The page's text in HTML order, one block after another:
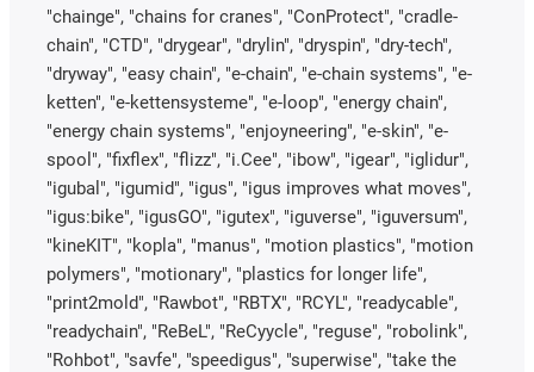
"chainge", "chains for cranes", "ConProtect", "cradle-
chain", "CTD", "drygear", "drylin", "dryspin", "dry-tech",
"dryway", "easy chain", "e-chain", "e-chain systems", "e-
ketten", "e-kettensysteme", "e-loop", "energy chain",
"energy chain systems", "enjoyneering", "e-skin", "e-
spool", "fixflex", "flizz", "i.Cee", "ibow", "igear", "iglidur",
"igubal", "igumid", "igus", "igus improves what moves",
"igus:bike", "igusGO", "igutex", "iguverse", "iguversum",
"kineKIT", "kopla", "manus", "motion plastics", "motion
polymers", "motionary", "plastics for longer life",
"print2mold", "Rawbot", "RBTX", "RCYL", "readycable",
"readychain", "ReBeL", "ReCyycle", "reguse", "robolink",
"Rohbot", "savfe", "speedigus", "superwise", "take the